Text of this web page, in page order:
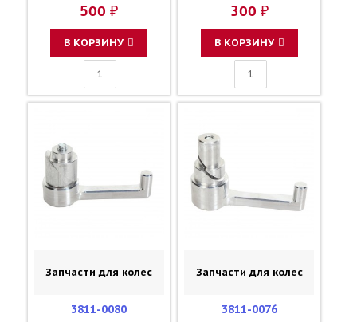
500 ₽
В КОРЗИНУ
300 ₽
В КОРЗИНУ
Запчасти для колес
3811-0080
Запчасти для колес
3811-0076